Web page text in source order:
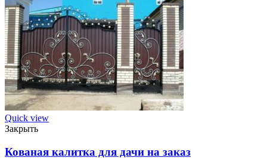
Quick view
Закрыть
Кованая калитка для дачи на заказ